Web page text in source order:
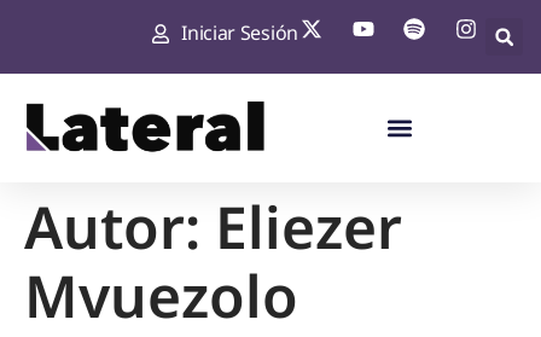
Iniciar Sesión
Autor: Eliezer
Mvuezolo